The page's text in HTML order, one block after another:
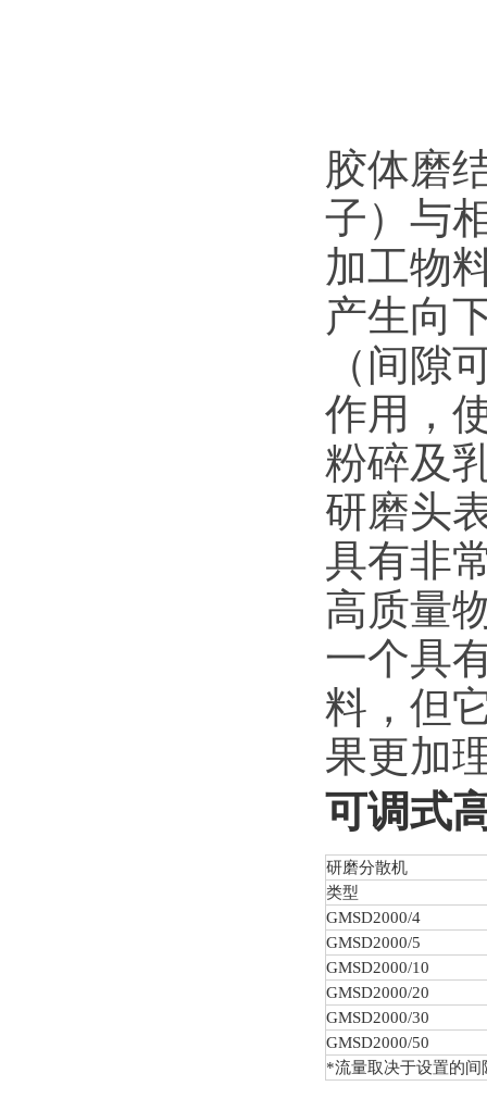
胶体磨
子）与
加工物
产生向
（间隙
作用，
粉碎及
研磨头
具有非
高质量
一个具
料，但
果更加
可调式
研磨分散机
类型
GMSD2000/4
GMSD2000/5
GMSD2000/10
GMSD2000/20
GMSD2000/30
GMSD2000/50
*流量取决于设置的间